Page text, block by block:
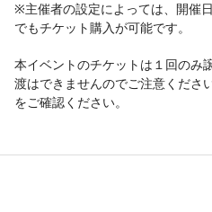
※主催者の設定によっては、開催
でもチケット購入が可能です。
本イベントのチケットは１回のみ
渡はできませんのでご注意くださ
をご確認ください。